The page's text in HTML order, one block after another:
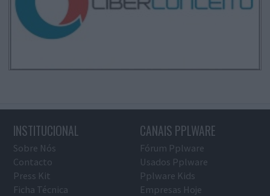
INSTITUCIONAL
Sobre Nós
Contacto
Press Kit
Ficha Técnica
CANAIS PPLWARE
Fórum Pplware
Usados Pplware
Pplware Kids
Empresas Hoje